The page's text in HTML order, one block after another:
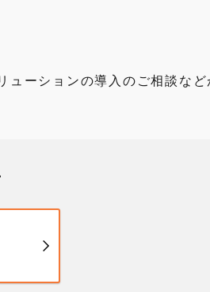
ューションの導入のご相談な